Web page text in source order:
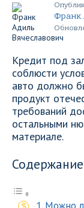
Франк
Кредит под
соблюсти
авто должно
продукт
требований
остальными
материале.
Содержание